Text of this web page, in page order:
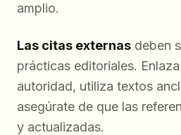
amplio.
Las citas externas deben
prácticas editoriales.
autoridad, utiliza textos
asegúrate de que las
y actualizadas.